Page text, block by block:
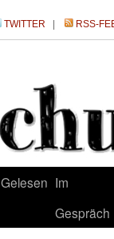
TWITTER RSS-
Gelesen Im
Gespräch